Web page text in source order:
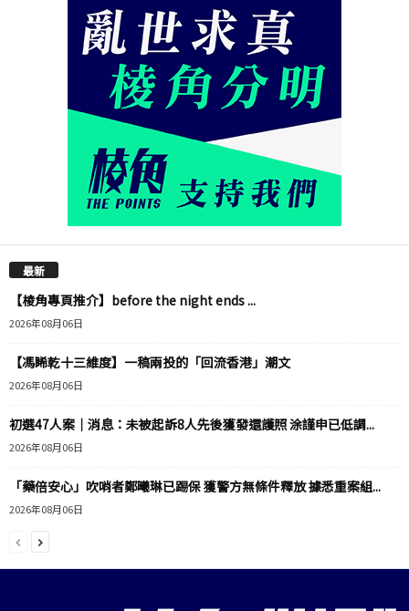
最新
【棱角專頁推介】before the night ends ...
2026年08月06日
【馮睎乾十三維度】一稿兩投的「回流香港」潮文
2026年08月06日
初選47人案｜消息：未被起訴8人先後獲發還護照 涂謹申已低調...
2026年08月06日
「藥倍安心」吹哨者鄭曦琳已踢保 獲警方無條件釋放 據悉重案組...
2026年08月06日